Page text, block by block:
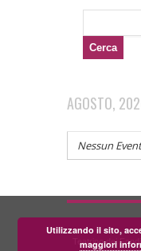
AGOSTO,
Nessun
Teatrino dei
Utilizzando il sito,
maggiori